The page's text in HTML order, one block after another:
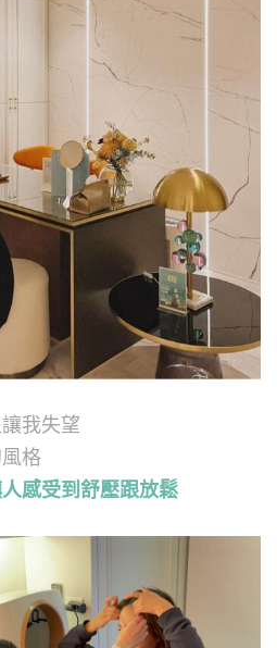
我失望
格
感受到舒壓跟放鬆